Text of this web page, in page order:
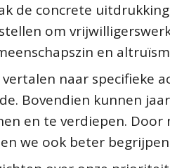
de concrete
om
en
naar specifieke
Bovendien kunnen
en te verdiepen.
we ook beter